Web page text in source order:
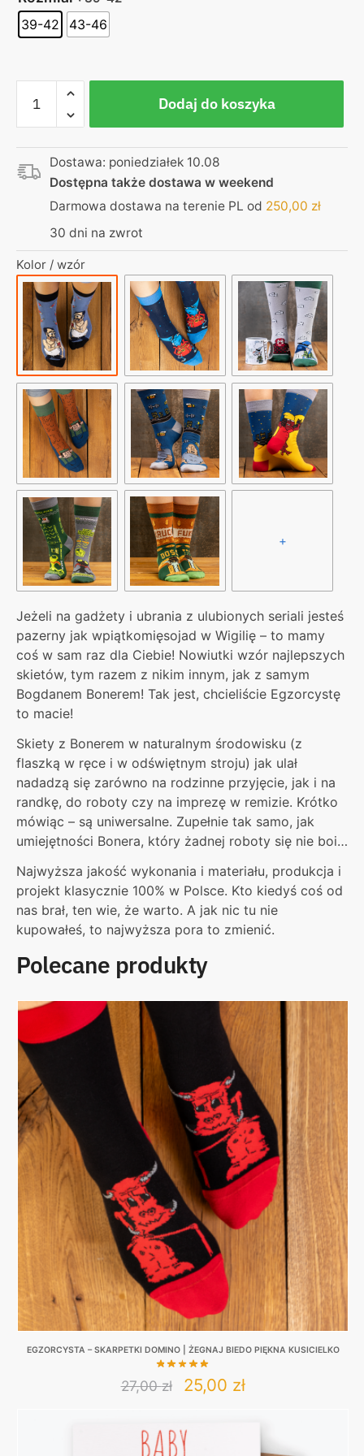
39-42 43-46
Egzorcysta
-
skarpetki
Boner
flaszką
Dodaj do koszyka
Dostawa: poniedziałek 10.08
Dostępna także dostawa w weekend
Darmowa dostawa na terenie PL od 250,00 zł
30 dni na zwrot
Kolor / wzór
+
Jeżeli na gadżety i ubrania z ulubionych seriali jesteś
pazerny jak wpiątkomięsojad w Wigilię – to mamy
coś w sam raz dla Ciebie! Nowiutki wzór najlepszych
skietów, tym razem z nikim innym, jak z samym
Bogdanem Bonerem! Tak jest, chcieliście Egzorcystę
to macie!
Skiety z Bonerem w naturalnym środowisku (z
flaszką w ręce i w odświętnym stroju) jak ulał
nadadzą się zarówno na rodzinne przyjęcie, jak i na
randkę, do roboty czy na imprezę w remizie. Krótko
mówiąc – są uniwersalne. Zupełnie tak samo, jak
umiejętności Bonera, który żadnej roboty się nie boi…
Najwyższa jakość wykonania i materiału, produkcja i
projekt klasycznie 100% w Polsce. Kto kiedyś coś od
nas brał, ten wie, że warto. A jak nic tu nie
kupowałeś, to najwyższa pora to zmienić.
Polecane produkty
EGZORCYSTA – SKARPETKI DOMINO | ŻEGNAJ BIEDO PIĘKNA KUSICIELKO
27,00zł
Original
was:
25,00 złCurrent
is:
product
has